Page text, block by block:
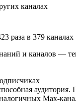
каналах
раза в 379 каналах
и каналов —
аудитория.
Max-